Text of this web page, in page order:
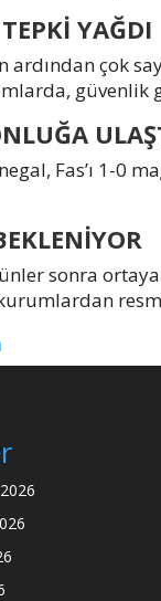
YAĞDI
ardından çok
güvenlik
Fas’ı 1-0
sonra